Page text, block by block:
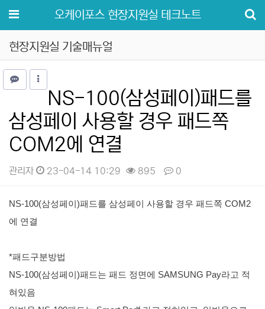
메뉴 오케이포스 현장지원실 테크노트
현장지원실 기술매뉴얼
NS-100(삼성페이)패드를
삼성페이 사용할 경우 패드쪽
COM2에 연결
관리자 23-04-14 10:29 895 0
본문
NS-100(삼성페이)패드를 삼성페이 사용할 경우 패드쪽 COM2
에 연결
*패드구분방법
NS-100(삼성페이)패드는 패드 정면에 SAMSUNG Pay라고 적
혀있음